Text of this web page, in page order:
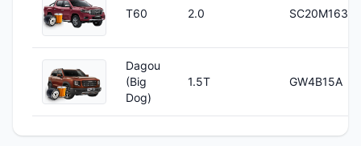
T60 2.0
Dagou
(Big
Dog)
1.5T GW4B15A